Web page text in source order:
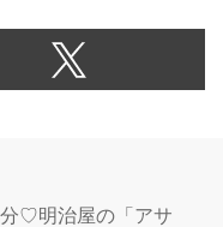
♡明治屋の「アサ